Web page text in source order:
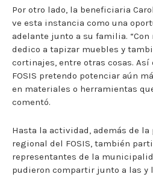
Por otro lado, la beneficiaria
ve esta instancia como una
adelante junto a su familia.
dedico a tapizar muebles y
cortinajes, entre otras cosas. Así
FOSIS pretendo potenciar aún
en materiales o herramientas
comentó.
Hasta la actividad, además de
regional del FOSIS, también
representantes de la
pudieron compartir junto a las y